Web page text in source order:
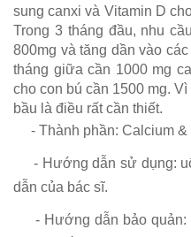
sung canxi và Vitamin D
Trong 3 tháng đầu, nhu
800mg và tăng dần vào
tháng giữa cần 1000 mg
cho con bú cần 1500 mg.
bầu là điều rất cần thiết.
- Thành phần: Calcium &
- Hướng dẫn sử dụng:
dẫn của bác sĩ.
- Hướng dẫn bảo quản: